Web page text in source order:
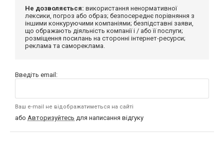
Не дозволяється: використання ненормативної
лексики, погроз або образ; безпосереднє порівняння з
іншими конкуруючими компаніями; безпідставні заяви,
що ображають діяльність компанії і / або її послуги;
розміщення посилань на сторонні інтернет-ресурси;
реклама та самореклама.
Введіть email:
Ваш e-mail не відображатиметься на сайті
або Авторизуйтесь для написання відгуку